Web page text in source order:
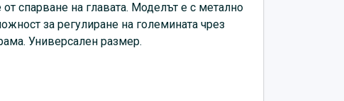
спарване на главата. Моделът е с метално
за регулиране на големината чрез
Универсален размер.